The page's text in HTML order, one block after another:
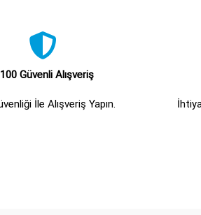
Güvenli Alışveriş
İle Alışveriş Yapın.